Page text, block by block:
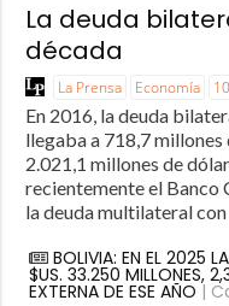
La deuda
década
La Prensa Economía
En 2016, la deuda
llegaba a 718,7 millones
2.021,1 millones de
recientemente el Banco
la deuda multilateral
BOLIVIA: EN EL 2025
$US. 33.250 MILLONES,
EXTERNA DE ESE AÑO |